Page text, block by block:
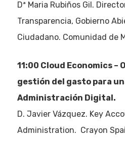
Dª Maria Rubiños Gil.
Transparencia, Gobierno
Ciudadano. Comunidad de
11:00 Cloud Economics –
gestión del gasto para
Administración Digital.
D. Javier Vázquez. Key
Administration. Crayon